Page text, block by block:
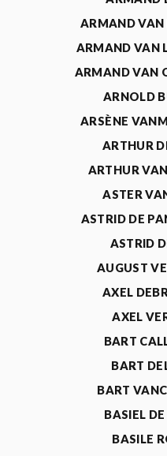
ARMAND VAN
ARMAND VAN
ARMAND VAN
ARNOLD
ARSÈNE
ARTHUR
ARTHUR
ASTER
ASTRID DE
ASTRID
AUGUST
AXEL
AXEL
BART
BART
BART
BASIEL
BASILE